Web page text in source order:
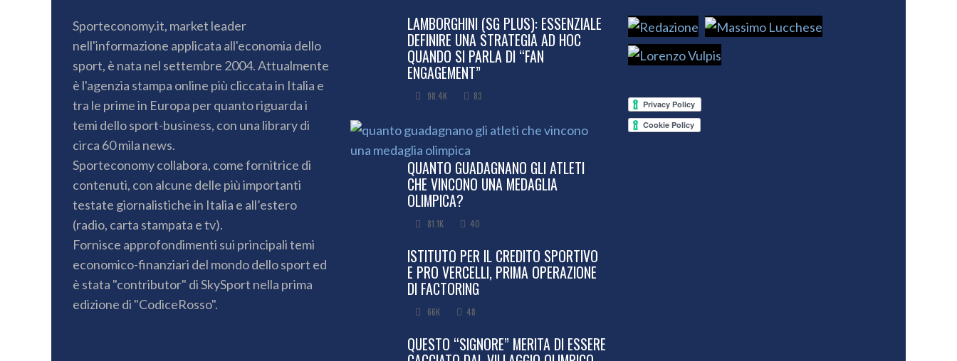
Sporteconomy.it, market leader
nell'informazione applicata all'economia dello
sport, è nata nel settembre 2004. Attualmente
è l'agenzia stampa online più cliccata in Italia e
tra le prime in Europa per quanto riguarda i
temi dello sport-business, con una library di
circa 60 mila news.
Sporteconomy collabora, come fornitrice di
contenuti, con alcune delle più importanti
testate giornalistiche in Italia e all’estero
(radio, carta stampata e tv).
Fornisce approfondimenti sui principali temi
economico-finanziari del mondo dello sport ed
è stata "contributor" di SkySport nella prima
edizione di "CodiceRosso".
LAMBORGHINI (SG PLUS): ESSENZIALE
DEFINIRE UNA STRATEGIA AD HOC
QUANDO SI PARLA DI “FAN
ENGAGEMENT”
98.4K 83
QUANTO GUADAGNANO GLI ATLETI
CHE VINCONO UNA MEDAGLIA
OLIMPICA?
81.1K 40
ISTITUTO PER IL CREDITO SPORTIVO
E PRO VERCELLI, PRIMA OPERAZIONE
DI FACTORING
66K 48
QUESTO “SIGNORE” MERITA DI ESSERE